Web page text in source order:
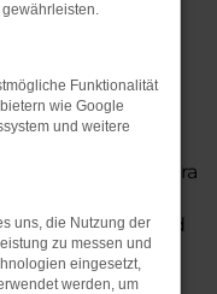
Familienbetrieb
der Gründung in
ist der
haben auch Sie
Sie herzlich ein,
Ihren Nissan Micra
oder auch
und
Funktionalität
wie Google
und weitere
uns, die Nutzung der
zu messen und
eingesetzt,
werden, um